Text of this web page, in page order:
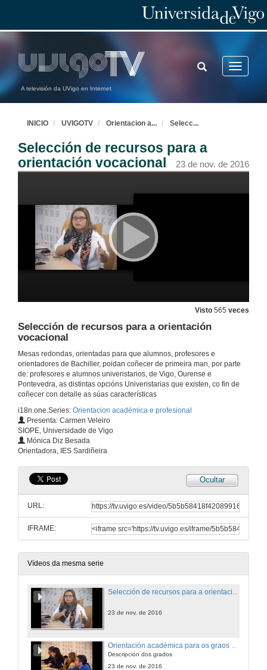
A televisión da UVigo en Internet
Toggle
TOGGLE
SEARCH
INICIO UVIGOTV Orientacion a... Selecc...
Selección de recursos para a
orientación vocacional
23 de nov. de 2016
Visto 565 veces
Selección de recursos para a orientación
vocacional
Mesas redondas, orientadas para que alumnos, profesores e
orientadores de Bachiller, poidan coñecer de primeira man, por parte
de: profesores e alumnos univeristarios, de Vigo, Ourense e
Pontevedra, as distintas opcións Univeristarias que existen, co fin de
coñecer con detalle as súas características
i18n.one.Series: Orientacion académica e profesional
Presenta: Carmen Veleiro
SIOPE, Universidade de Vigo
Mónica Diz Besada
Orientadora, IES Sardiñeira
Ocultar
URL:
IFRAME:
Vídeos da mesma serie
Selección de recursos para a orientación vocacional
23 de nov. de 2016
Descripción dos grados
23 de nov. de 2016